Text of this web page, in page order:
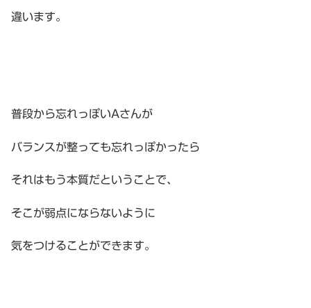
違います。
普段から忘れっぽいAさんが
バランスが整っても忘れっぽかったら
それはもう本質だということで、
そこが弱点にならないように
気をつけることができます。